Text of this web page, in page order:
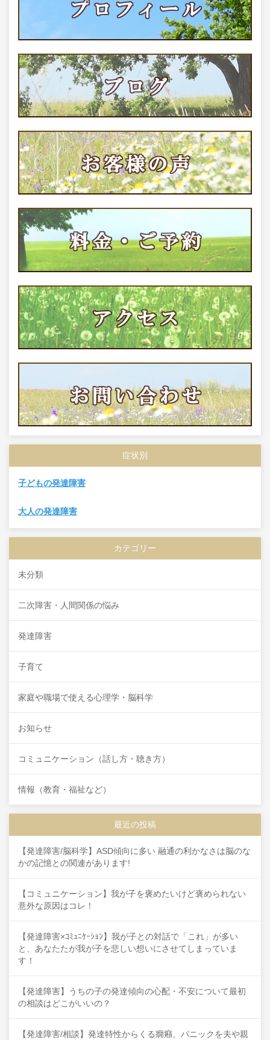
症状別
子どもの発達障害
大人の発達障害
カテゴリー
未分類
二次障害・人間関係の悩み
発達障害
子育て
家庭や職場で使える心理学・脳科学
お知らせ
コミュニケーション（話し方・聴き方）
情報（教育・福祉など）
最近の投稿
【発達障害/脳科学】ASD傾向に多い 融通の利かなさは脳のな
かの記憶との関連があります!
【コミュニケーション】我が子を褒めたいけど褒められない
意外な原因はコレ！
【発達障害×ｺﾐｭﾆｹｰｼｮﾝ】我が子との対話で「これ」が多い
と、あなたたが我が子を悲しい想いにさせてしまっていま
す！
【発達障害】うちの子の発達傾向の心配・不安について最初
の相談はどこがいいの？
【発達障害/相談】発達特性からくる癇癪、パニックを夫や親